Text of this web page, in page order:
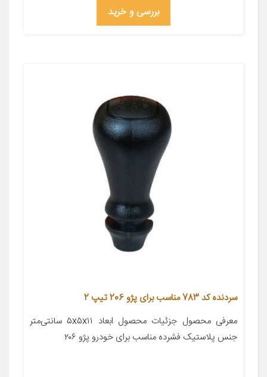
بررسی و خرید
سردنده کد 783 مناسب برای پژو 206 تیپ 2
معرفی محصول جزئیات محصول ابعاد ۵x۵x۱۱ سانتی‌متر
جنس پلاستیک فشرده مناسب برای خودرو پژو ۲۰۶